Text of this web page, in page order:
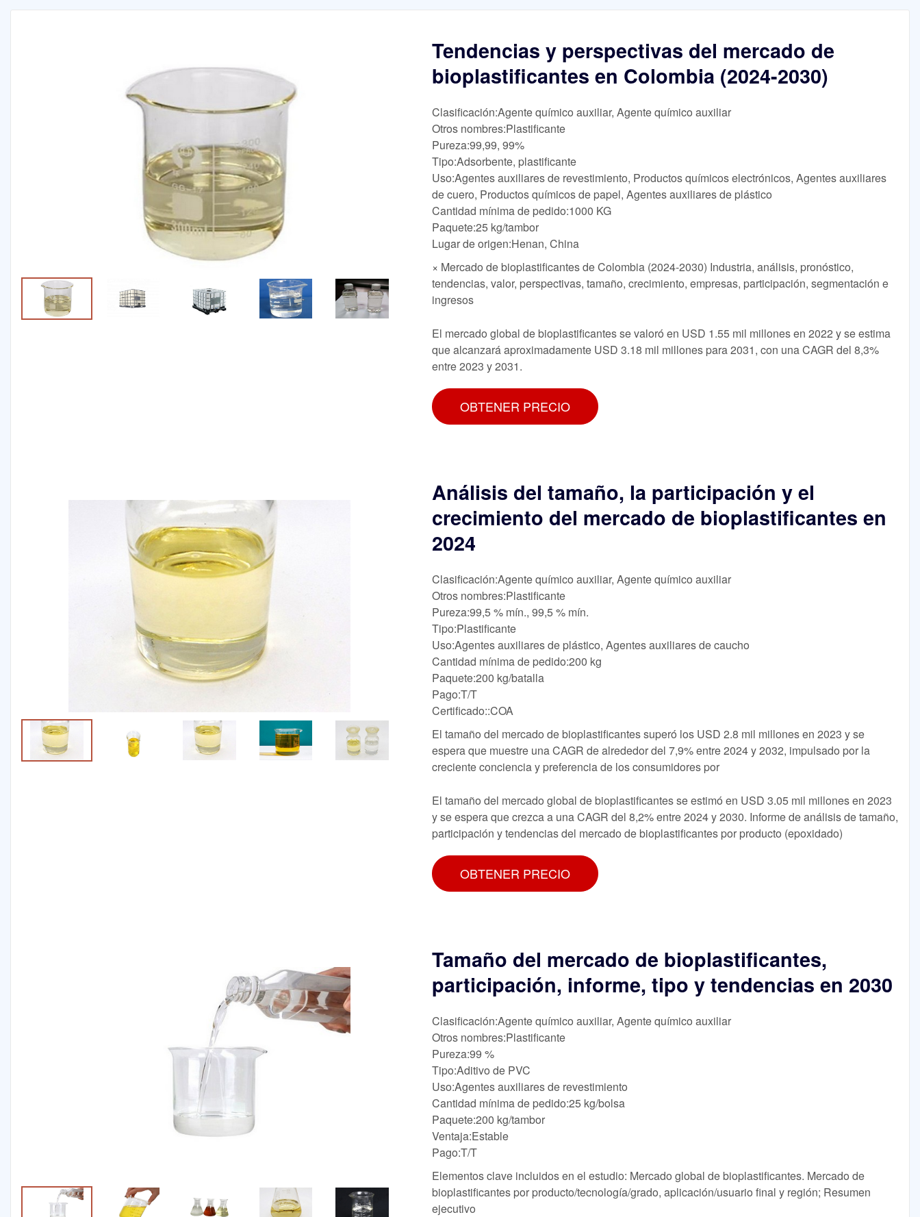
Tendencias y perspectivas del mercado de
bioplastificantes en Colombia (2024-2030)
Clasificación:Agente químico auxiliar, Agente químico auxiliar
Otros nombres:Plastificante
Pureza:99,99, 99%
Tipo:Adsorbente, plastificante
Uso:Agentes auxiliares de revestimiento, Productos químicos electrónicos, Agentes auxiliares
de cuero, Productos químicos de papel, Agentes auxiliares de plástico
Cantidad mínima de pedido:1000 KG
Paquete:25 kg/tambor
Lugar de origen:Henan, China
× Mercado de bioplastificantes de Colombia (2024-2030) Industria, análisis, pronóstico,
tendencias, valor, perspectivas, tamaño, crecimiento, empresas, participación, segmentación e
ingresos
El mercado global de bioplastificantes se valoró en USD 1.55 mil millones en 2022 y se estima
que alcanzará aproximadamente USD 3.18 mil millones para 2031, con una CAGR del 8,3%
entre 2023 y 2031.
OBTENER PRECIO
Análisis del tamaño, la participación y el
crecimiento del mercado de bioplastificantes en
2024
Clasificación:Agente químico auxiliar, Agente químico auxiliar
Otros nombres:Plastificante
Pureza:99,5 % mín., 99,5 % mín.
Tipo:Plastificante
Uso:Agentes auxiliares de plástico, Agentes auxiliares de caucho
Cantidad mínima de pedido:200 kg
Paquete:200 kg/batalla
Pago:T/T
Certificado::COA
El tamaño del mercado de bioplastificantes superó los USD 2.8 mil millones en 2023 y se
espera que muestre una CAGR de alrededor del 7,9% entre 2024 y 2032, impulsado por la
creciente conciencia y preferencia de los consumidores por
El tamaño del mercado global de bioplastificantes se estimó en USD 3.05 mil millones en 2023
y se espera que crezca a una CAGR del 8,2% entre 2024 y 2030. Informe de análisis de tamaño,
participación y tendencias del mercado de bioplastificantes por producto (epoxidado)
OBTENER PRECIO
Tamaño del mercado de bioplastificantes,
participación, informe, tipo y tendencias en 2030
Clasificación:Agente químico auxiliar, Agente químico auxiliar
Otros nombres:Plastificante
Pureza:99 %
Tipo:Aditivo de PVC
Uso:Agentes auxiliares de revestimiento
Cantidad mínima de pedido:25 kg/bolsa
Paquete:200 kg/tambor
Ventaja:Estable
Pago:T/T
Elementos clave incluidos en el estudio: Mercado global de bioplastificantes. Mercado de
bioplastificantes por producto/tecnología/grado, aplicación/usuario final y región; Resumen
ejecutivo